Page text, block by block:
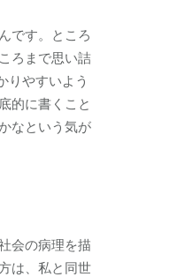
です。ところ
ろまで思い詰
りやすいよう
的に書くこと
なという気が
会の病理を描
は、私と同世